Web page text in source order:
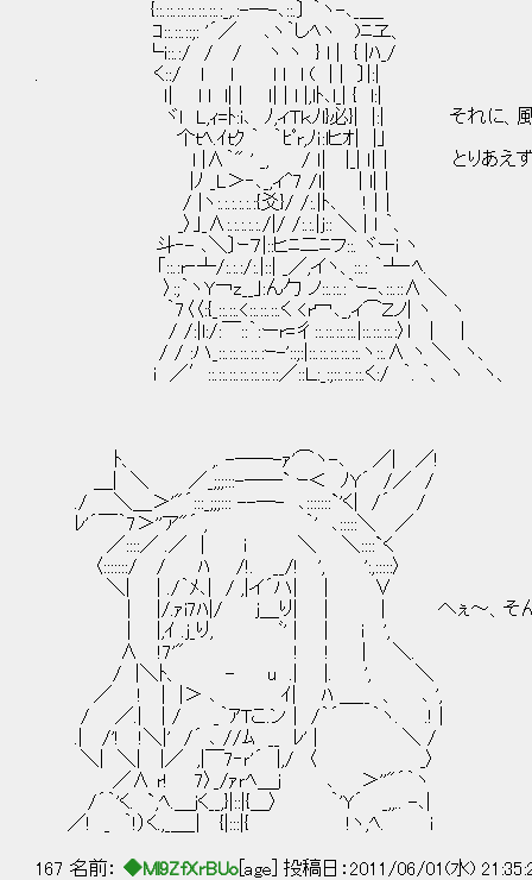
{::.::.::.::.::.::.:_,.:-―-､::.〕 ｀ヽ-､_＿_
ｺ::.::.::;: '´／ ､ヽ｀しﾍヽ )ﾆヱ、
└i::.:/ / / ヽ ヽ } l | { |ﾊ_/
. く::/ l l l ｌ l ( | | 〕|:|
ｌ| l l l| | ｌ| | l |,lﾄ､l_| { l:|
ヾl L,ｨ=ﾄ:i､ ﾉ,ィTｋﾉl}必}| |:| それに、風も左
个ｔﾍ.ｲｔｸ ｀ ｀ﾋﾟr,ﾉｉ:lヒｵ| |｣
l |∧｀" ' _, / ｌ| |_| ｌ|｜ とりあえず、左側が
|ﾉ _L＞‐､_,ィ^7 /l| | l|｜
/ |ヽ:.:.:.:.:.:{爻}/ /:.|ﾄ､ ! |｜
_〉｣_∧:.:.:.:.:./|/ /:.:.|j:: ＼ | ｌ ｀、
斗‐- ､＼〕ｰ７|::ヒﾆ二ﾆフ::. ヾーi ヽ
｢::.:r‐┴/:.:.:/:.|::| _／,イヽ、::.: ｀┴‐ﾍ.
〉:;｀ヽY￢z__｣:ん勹 ノ::.::.:｀ｰ-､::.::∧ ＼
｀7〈〈:{_::.::.<::.::.::.く <r冖､_,ィ⌒Ｚノ| ヽ ヽ
/ /:|l:/:￣::｀:ーr=彳::.::.::.::.|::.::.::.:〉l | |
/ / :ハ_::.::.::.::.:ｰ-'::;:|::.::.::.::.::.ヽ::.∧ ヽ ＼ ヽ、
i ／′::.::.::.::.::.::.::／::Ｌ:_:;::.::.::.く:/ ｀. ｀、 ヽ ヽ、
ﾄ、 ,. -──-ｧ'⌒ヽ-､ ／| ／!
＿| ＼ ／_;;;:::-──` ｰ＜ ﾉY´ /／ /
./ ＼＿＞'"´:::_;;;::: --─- ､:::::::`'く| /´ /
ﾚ'´￣｀7＞''ア"´ , ｀' ､:::::＼ ／
／::::／ .／ | i ＼ ＼::::`く
〈:::::::/ / ﾊ /!. __/! ', ':,:::::〉
＼| | ./｀ﾒ､| / ,|イ´ハ| | ∨
| |/.ｧi7ﾊ|/ j＿り| | | へぇ～、そんな事がわ
| |,ｲ .j_り, ﾞ' | | i ',
∧ !7'" ! ! | ＼.
/ |＼ﾄ、 - u .| |. ', ＼
／ ! | |＞ ､ ｲ| ﾊ ＿__ 、 ､ ',
/ ／.| | / _｀ｱTこ.ン | /｀´ ｀ヽ. .! |
.| /'! !＼|' /´ ､ //ﾑ __ ﾚ' | ＼ /
＼| ＼| |／ ,|￣7‐ｒ'´ |,/ 〈 _〉
／∧ r! 7〉_/ｧｒﾍ＿ｊ ､ ＞''"´｀ヽ
/´｀'く. `,ﾍ.＿jく__,}|::|{＿〉 ｀'Y´ _,,.. -､|
／! _ ｀!）く.,_＿_| {|:::|{ !ヽ,ﾍ. i
167 名前： ◆Ml9ZfXrBUo [age] 投稿日：2011/06/01(水)